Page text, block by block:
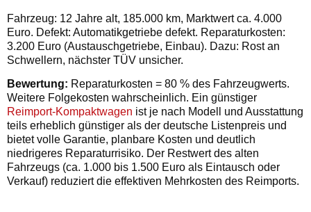
Fahrzeug: 12 Jahre alt, 185.000 km, Marktwert ca. 4.000
Euro. Defekt: Automatikgetriebe defekt. Reparaturkosten:
3.200 Euro (Austauschgetriebe, Einbau). Dazu: Rost an
Schwellern, nächster TÜV unsicher.
Bewertung: Reparaturkosten = 80 % des Fahrzeugwerts.
Weitere Folgekosten wahrscheinlich. Ein günstiger
Reimport-Kompaktwagen ist je nach Modell und Ausstattung
teils erheblich günstiger als der deutsche Listenpreis und
bietet volle Garantie, planbare Kosten und deutlich
niedrigeres Reparaturrisiko. Der Restwert des alten
Fahrzeugs (ca. 1.000 bis 1.500 Euro als Eintausch oder
Verkauf) reduziert die effektiven Mehrkosten des Reimports.